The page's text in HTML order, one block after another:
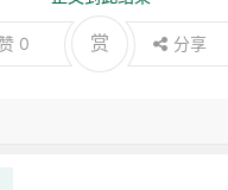
赞 0 赏 分享